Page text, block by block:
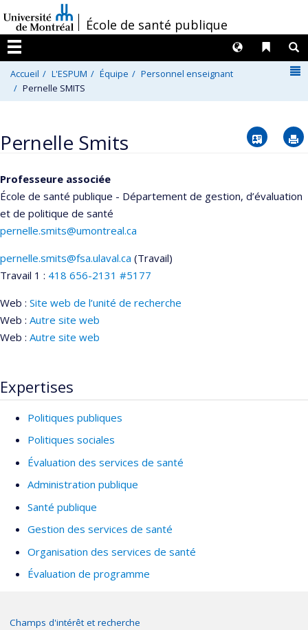
au
contenu
/École de santé publique
Menu
Liens
Langues
Accueil L'ESPUM Équipe
Personnel enseignant
Pernelle SMITS
Pernelle Smits Vcard
Professeure associée
École de santé publique - Département de gestion, d’évaluation
et de politique de santé
pernelle.smits@umontreal.ca
Courriels
pernelle.smits@fsa.ulaval.ca (Travail)
Travail 1 : 418 656-2131 #5177
Web : Site web de l’unité de recherche
Web : Autre site web
Web : Autre site web
Expertises
Politiques publiques
Politiques sociales
Évaluation des services de santé
Administration publique
Santé publique
Gestion des services de santé
Organisation des services de santé
Évaluation de programme
Champs d'intérêt et recherche